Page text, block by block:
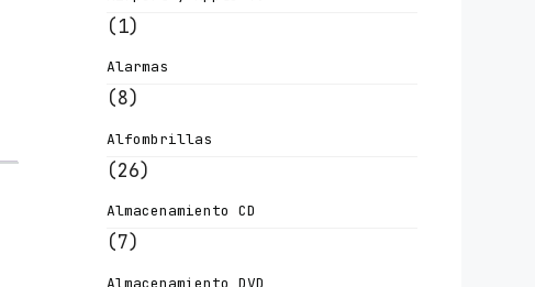
(1)
Alarmas
(8)
Alfombrillas
(26)
Almacenamiento CD
(7)
Almacenamiento DVD